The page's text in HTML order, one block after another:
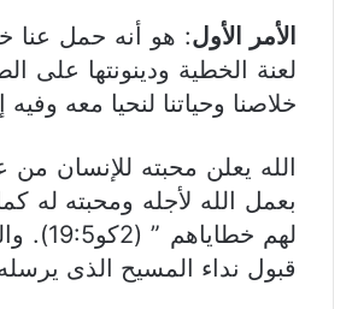
الأمر الأول: هو أنه حمل عنا
خلاصنا وحياتنا لنحيا معه
الله يعلن محبته للإنسان
بعمل الله لأجله ومحبته
لهم
قبول نداء المسيح الذى